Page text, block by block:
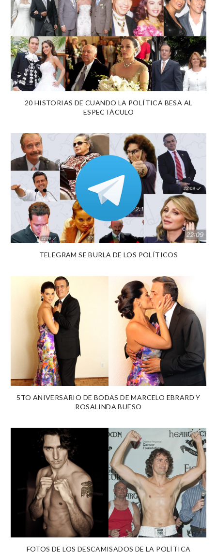
20 HISTORIAS DE CUANDO LA POLÍTICA BESA AL
ESPECTÁCULO
TELEGRAM SE BURLA DE LOS POLÍTICOS
5TO ANIVERSARIO DE BODAS DE MARCELO EBRARD Y
ROSALINDA BUESO
FOTOS DE LOS DESCAMISADOS DE LA POLÍTICA